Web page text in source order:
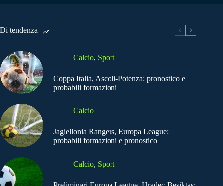
Di tendenza
Calcio, Sport
Coppa Italia, Ascoli-Potenza: pronostico e
probabili formazioni
Calcio
Jagiellonia Rangers, Europa League:
probabili formazioni e pronostico
Calcio, Sport